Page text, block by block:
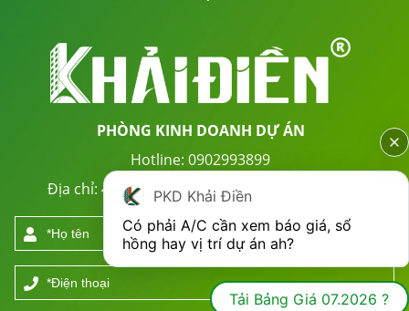
PHÒNG KINH DOANH DỰ ÁN
Hotline: 0902993899
Địa chỉ: 48 Bờ Bao 1, P. Tân Sơn Nhì, TP. HCM
PKD Khải Điền
Có phải A/C cần xem báo giá, sổ
hồng hay vị trí dự án ah?
Tải Bảng Giá 07.2026 ?